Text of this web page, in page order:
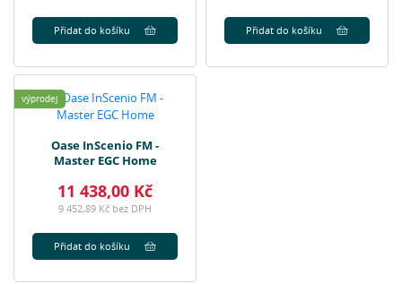
Přidat do košíku Přidat do košíku
výprodej
Oase InScenio FM -
Master EGC Home
11 438,00 Kč
9 452,89 Kč bez DPH
Přidat do košíku